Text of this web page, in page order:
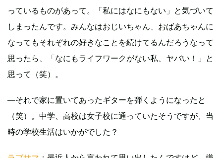
っているものがあって。「私にはなにもない」と気づいて
しまったんです。みんなはおじいちゃん、おばあちゃんに
なってもそれぞれの好きなことを続けてるんだろうなって
思ったら、「なにもライフワークがない私、ヤバい！」と
思って（笑）。
―それで家に置いてあったギターを弾くようになったと
（笑）。中学、高校は女子校に通っていたそうですが、当
時の学校生活はいかがでした？